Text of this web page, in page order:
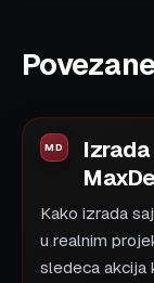
Kako izrada
u realnim
sledeca akcija